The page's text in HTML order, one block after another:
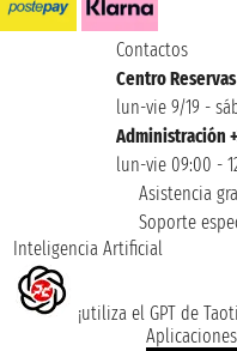
Contactos
Centro
lun-vie 9/19 -
Administración
lun-vie 09:00 -
Asistencia
Soporte
Inteligencia Artificial
¡utiliza el GPT de
Aplicaciones